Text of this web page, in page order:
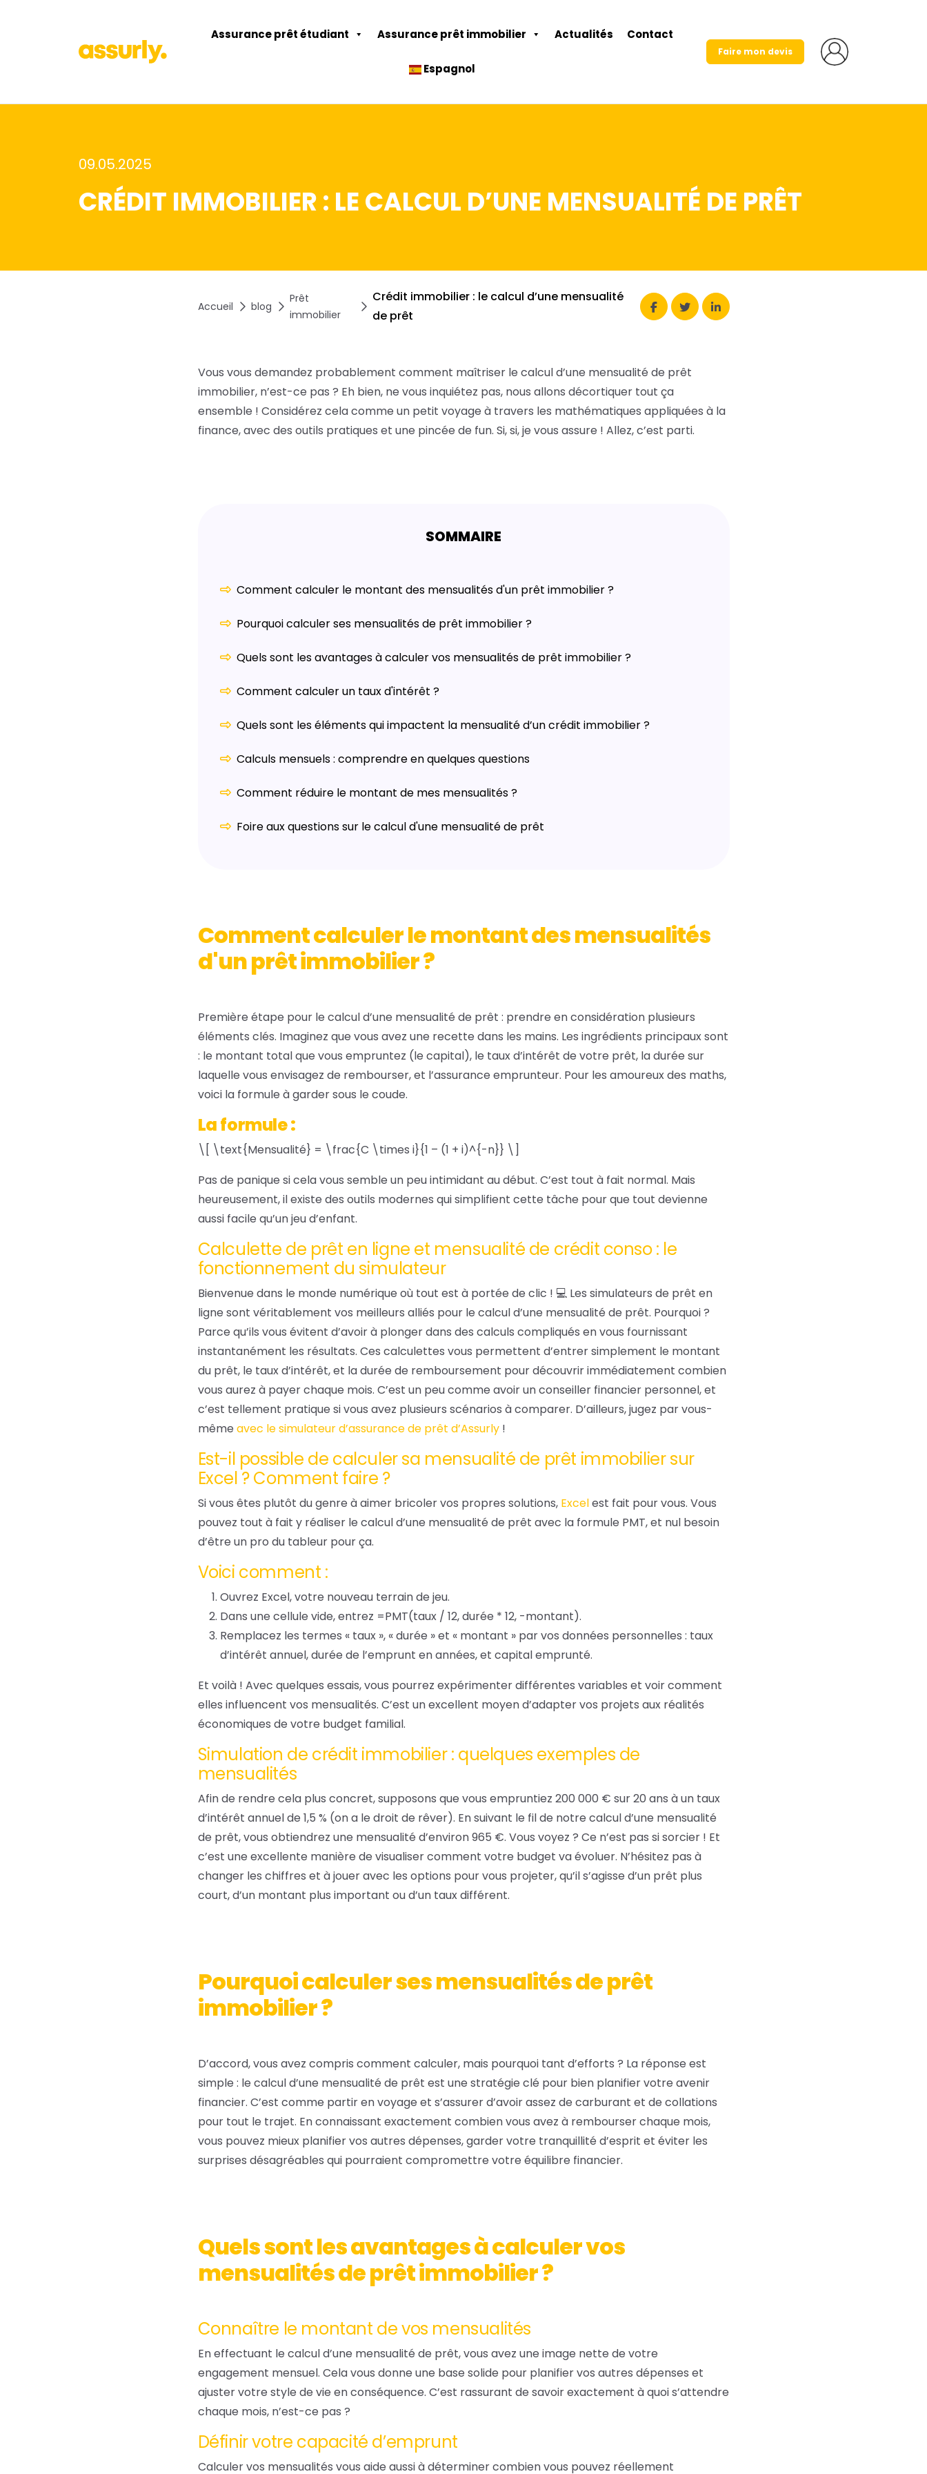
Assurance prêt étudiant Assurance prêt immobilier Actualités Contact
Espagnol
Faire mon devis
09.05.2025
CRÉDIT IMMOBILIER : LE CALCUL D’UNE MENSUALITÉ DE PRÊT
Accueil blog
Prêt
immobilier
Crédit immobilier : le calcul d’une mensualité
de prêt
Vous vous demandez probablement comment maîtriser le calcul d’une mensualité de prêt
immobilier, n’est-ce pas ? Eh bien, ne vous inquiétez pas, nous allons décortiquer tout ça
ensemble ! Considérez cela comme un petit voyage à travers les mathématiques appliquées à la
finance, avec des outils pratiques et une pincée de fun. Si, si, je vous assure ! Allez, c’est parti.
SOMMAIRE
Comment calculer le montant des mensualités d'un prêt immobilier ?
Pourquoi calculer ses mensualités de prêt immobilier ?
Quels sont les avantages à calculer vos mensualités de prêt immobilier ?
Comment calculer un taux d'intérêt ?
Quels sont les éléments qui impactent la mensualité d’un crédit immobilier ?
Calculs mensuels : comprendre en quelques questions
Comment réduire le montant de mes mensualités ?
Foire aux questions sur le calcul d'une mensualité de prêt
Comment calculer le montant des mensualités
d'un prêt immobilier ?
Première étape pour le calcul d’une mensualité de prêt : prendre en considération plusieurs
éléments clés. Imaginez que vous avez une recette dans les mains. Les ingrédients principaux sont
: le montant total que vous empruntez (le capital), le taux d’intérêt de votre prêt, la durée sur
laquelle vous envisagez de rembourser, et l’assurance emprunteur. Pour les amoureux des maths,
voici la formule à garder sous le coude.
La formule :
\[ \text{Mensualité} = \frac{C \times i}{1 – (1 + i)^{-n}} \]
Pas de panique si cela vous semble un peu intimidant au début. C’est tout à fait normal. Mais
heureusement, il existe des outils modernes qui simplifient cette tâche pour que tout devienne
aussi facile qu’un jeu d’enfant.
Calculette de prêt en ligne et mensualité de crédit conso : le
fonctionnement du simulateur
Bienvenue dans le monde numérique où tout est à portée de clic ! 💻 Les simulateurs de prêt en
ligne sont véritablement vos meilleurs alliés pour le calcul d’une mensualité de prêt. Pourquoi ?
Parce qu’ils vous évitent d’avoir à plonger dans des calculs compliqués en vous fournissant
instantanément les résultats. Ces calculettes vous permettent d’entrer simplement le montant
du prêt, le taux d’intérêt, et la durée de remboursement pour découvrir immédiatement combien
vous aurez à payer chaque mois. C’est un peu comme avoir un conseiller financier personnel, et
c’est tellement pratique si vous avez plusieurs scénarios à comparer. D’ailleurs, jugez par vous-
même avec le simulateur d’assurance de prêt d’Assurly!
Est-il possible de calculer sa mensualité de prêt immobilier sur
Excel ? Comment faire ?
Si vous êtes plutôt du genre à aimer bricoler vos propres solutions, Excelest fait pour vous. Vous
pouvez tout à fait y réaliser le calcul d’une mensualité de prêt avec la formule PMT, et nul besoin
d’être un pro du tableur pour ça.
Voici comment :
Ouvrez Excel, votre nouveau terrain de jeu.
Dans une cellule vide, entrez =PMT(taux / 12, durée * 12, -montant).
Remplacez les termes « taux », « durée » et « montant » par vos données personnelles : taux
d’intérêt annuel, durée de l’emprunt en années, et capital emprunté.
Et voilà ! Avec quelques essais, vous pourrez expérimenter différentes variables et voir comment
elles influencent vos mensualités. C’est un excellent moyen d’adapter vos projets aux réalités
économiques de votre budget familial.
Simulation de crédit immobilier : quelques exemples de
mensualités
Afin de rendre cela plus concret, supposons que vous empruntiez 200 000 € sur 20 ans à un taux
d’intérêt annuel de 1,5 % (on a le droit de rêver). En suivant le fil de notre calcul d’une mensualité
de prêt, vous obtiendrez une mensualité d’environ 965 €. Vous voyez ? Ce n’est pas si sorcier ! Et
c’est une excellente manière de visualiser comment votre budget va évoluer. N’hésitez pas à
changer les chiffres et à jouer avec les options pour vous projeter, qu’il s’agisse d’un prêt plus
court, d’un montant plus important ou d’un taux différent.
Pourquoi calculer ses mensualités de prêt
immobilier ?
D’accord, vous avez compris comment calculer, mais pourquoi tant d’efforts ? La réponse est
simple : le calcul d’une mensualité de prêt est une stratégie clé pour bien planifier votre avenir
financier. C’est comme partir en voyage et s’assurer d’avoir assez de carburant et de collations
pour tout le trajet. En connaissant exactement combien vous avez à rembourser chaque mois,
vous pouvez mieux planifier vos autres dépenses, garder votre tranquillité d’esprit et éviter les
surprises désagréables qui pourraient compromettre votre équilibre financier.
Quels sont les avantages à calculer vos
mensualités de prêt immobilier ?
Connaître le montant de vos mensualités
En effectuant le calcul d’une mensualité de prêt, vous avez une image nette de votre
engagement mensuel. Cela vous donne une base solide pour planifier vos autres dépenses et
ajuster votre style de vie en conséquence. C’est rassurant de savoir exactement à quoi s’attendre
chaque mois, n’est-ce pas ?
Définir votre capacité d’emprunt
Calculer vos mensualités vous aide aussi à déterminer combien vous pouvez réellement